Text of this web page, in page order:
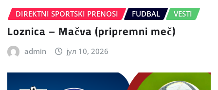
DIREKTNI SPORTSKI PRENOSI FUDBAL VESTI
Loznica – Mačva (pripremni meč)
admin јул 10, 2026